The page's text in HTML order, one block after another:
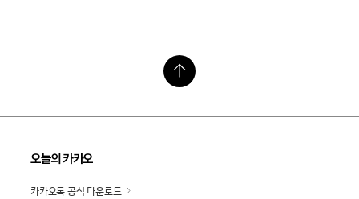
오늘의 카카오
카카오톡 공식 다운로드